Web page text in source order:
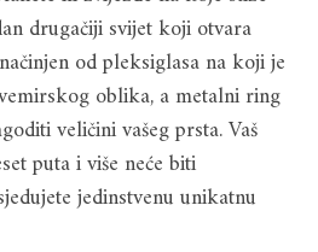
drugačiji svijet koji otvara
od pleksiglasa na koji je
oblika, a metalni ring
veličini vašeg prsta. Vaš
puta i više neće biti
jedinstvenu unikatnu